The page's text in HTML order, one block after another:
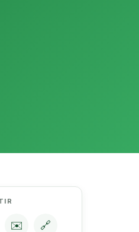
✉️ 🔗